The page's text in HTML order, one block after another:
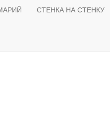
СТЕНКА НА СТЕНКУ